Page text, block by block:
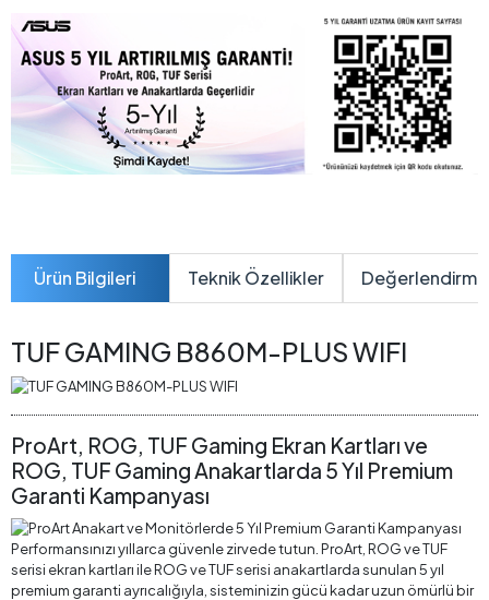
Ürün Bilgileri Teknik Özellikler
TUF GAMING B860M-PLUS WIFI
ProArt, ROG, TUF Gaming Ekran Kartları ve
ROG, TUF Gaming Anakartlarda 5 Yıl Premium
Garanti Kampanyası
Performansınızı yıllarca güvenle zirvede tutun. ProArt, ROG ve TUF
serisi ekran kartları ile ROG ve TUF serisi anakartlarda sunulan 5 yıl
premium garanti ayrıcalığıyla, sisteminizin gücü kadar uzun ömürlü bir